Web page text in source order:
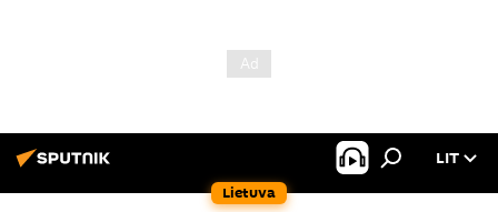
Lietuva
LIT